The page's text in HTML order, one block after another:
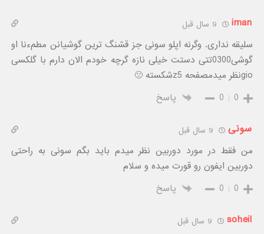
iman
سلیقه نداری. وگرنه اپلو سونی جز قشنگ ترین گوشیانن مطمءنا او
گوشی0300تتی دستت خیلی نازه گرچه خودم الان دارم با گلکسی
gioنظر میدمصفحه z5شکسته 🙁
0
0 پاسخ
سونی
من فقط در مورد دوربین نظر میدم باید بگم سونی به راحتی
دوربین ایفون رو قورت میده و سلام
0
0 پاسخ
soheil